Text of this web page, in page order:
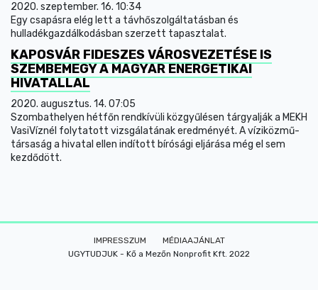
2020. szeptember. 16. 10:34
Egy csapásra elég lett a távhőszolgáltatásban és
hulladékgazdálkodásban szerzett tapasztalat.
KAPOSVÁR FIDESZES VÁROSVEZETÉSE IS
SZEMBEMEGY A MAGYAR ENERGETIKAI
HIVATALLAL
2020. augusztus. 14. 07:05
Szombathelyen hétfőn rendkívüli közgyűlésen tárgyalják a MEKH
VasiVíznél folytatott vizsgálatának eredményét. A víziközmű-
társaság a hivatal ellen indított bírósági eljárása még el sem
kezdődött.
IMPRESSZUM
MÉDIAAJÁNLAT
UGYTUDJUK - Kő a Mezőn Nonprofit Kft. 2022